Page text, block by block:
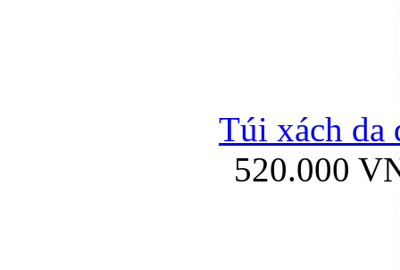
Túi xách da
520.000